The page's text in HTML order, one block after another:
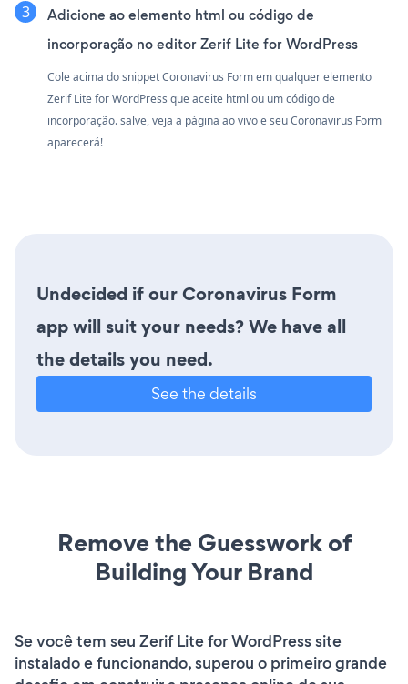
Adicione ao elemento html ou código de
incorporação no editor Zerif Lite for WordPress
Cole acima do snippet Coronavirus Form em qualquer elemento
Zerif Lite for WordPress que aceite html ou um código de
incorporação. salve, veja a página ao vivo e seu Coronavirus Form
aparecerá!
Undecided if our Coronavirus Form
app will suit your needs? We have all
the details you need.
See the details
Remove the Guesswork of
Building Your Brand
Se você tem seu Zerif Lite for WordPress site
instalado e funcionando, superou o primeiro grande